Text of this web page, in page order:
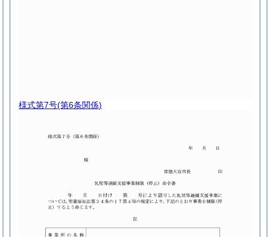
様式第7号(第6条関係)